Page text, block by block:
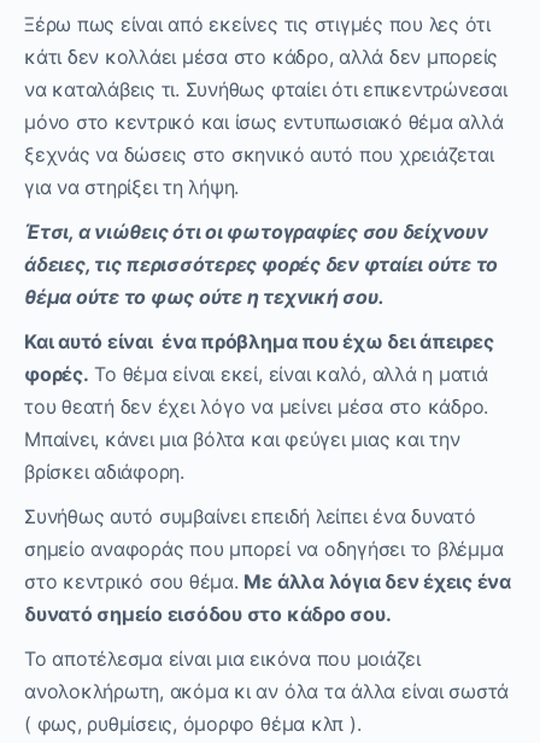
Ξέρω πως είναι από εκείνες τις στιγμές που λες ότι
κάτι δεν κολλάει μέσα στο κάδρο, αλλά δεν μπορείς
να καταλάβεις τι. Συνήθως φταίει ότι επικεντρώνεσαι
μόνο στο κεντρικό και ίσως εντυπωσιακό θέμα αλλά
ξεχνάς να δώσεις στο σκηνικό αυτό που χρειάζεται
για να στηρίξει τη λήψη.
Έτσι, α νιώθεις ότι οι φωτογραφίες σου δείχνουν
άδειες, τις περισσότερες φορές δεν φταίει ούτε το
θέμα ούτε το φως ούτε η τεχνική σου.
Και αυτό είναι ένα πρόβλημα που έχω δει άπειρες
φορές. Το θέμα είναι εκεί, είναι καλό, αλλά η ματιά
του θεατή δεν έχει λόγο να μείνει μέσα στο κάδρο.
Μπαίνει, κάνει μια βόλτα και φεύγει μιας και την
βρίσκει αδιάφορη.
Συνήθως αυτό συμβαίνει επειδή λείπει ένα δυνατό
σημείο αναφοράς που μπορεί να οδηγήσει το βλέμμα
στο κεντρικό σου θέμα. Με άλλα λόγια δεν έχεις ένα
δυνατό σημείο εισόδου στο κάδρο σου.
Το αποτέλεσμα είναι μια εικόνα που μοιάζει
ανολοκλήρωτη, ακόμα κι αν όλα τα άλλα είναι σωστά
( φως, ρυθμίσεις, όμορφο θέμα κλπ ).